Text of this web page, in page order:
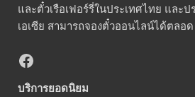
และตั๋วเรือเฟอร์รี่ในประเทศไทย และ
เอเซีย สามารถจองตั๋วออนไลน์ได้ตลอ
บริการยอดนิยม